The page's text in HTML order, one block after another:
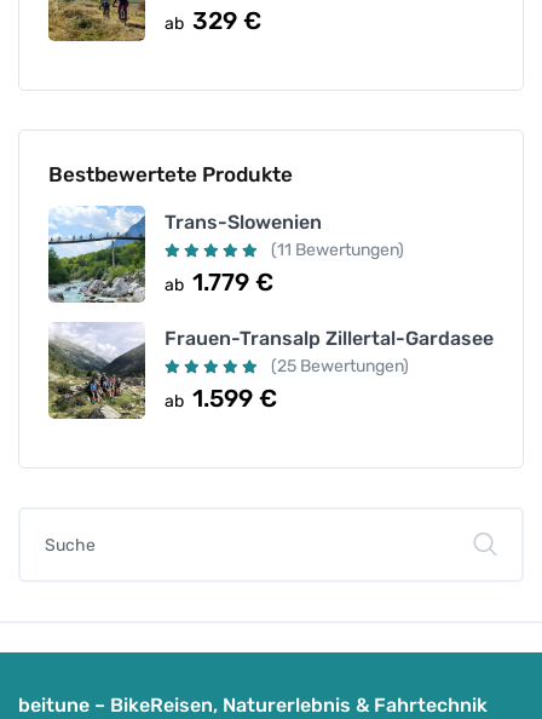
ab 329 €
Bestbewertete Produkte
Trans-Slowenien
(11 Bewertungen)
ab 1.779 €
Frauen-Transalp Zillertal-Gardasee
(25 Bewertungen)
ab 1.599 €
beitune – BikeReisen, Naturerlebnis & Fahrtechnik